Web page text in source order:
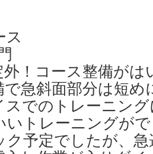
ス
！コース整備が
急斜面部分は短め
スでのトレーニン
いトレーニングが
ク予定でしたが、